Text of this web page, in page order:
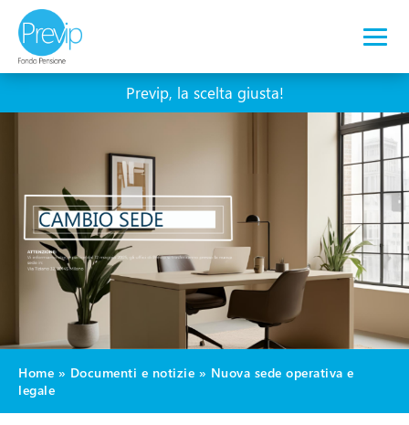
Previp, la scelta giusta!
Home » Documenti e notizie » Nuova sede operativa e
legale